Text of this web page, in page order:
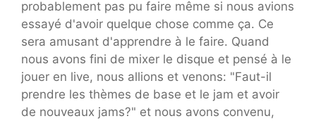
probablement pas pu faire même si nous avions
essayé d'avoir quelque chose comme ça. Ce
sera amusant d'apprendre à le faire. Quand
nous avons fini de mixer le disque et pensé à le
jouer en live, nous allions et venons: "Faut-il
prendre les thèmes de base et le jam et avoir
de nouveaux jams?" et nous avons convenu,